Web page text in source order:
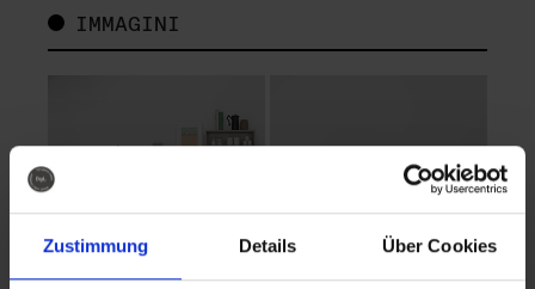
Zustimmung Details Über Cookies
IMMAGINI